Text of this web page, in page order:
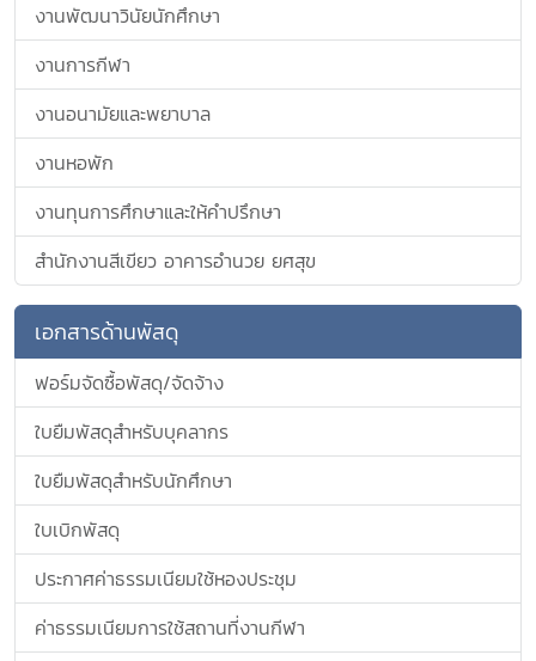
งานพัฒนาวินัยนักศึกษา
งานการกีฬา
งานอนามัยและพยาบาล
งานหอพัก
งานทุนการศึกษาและให้คำปรึกษา
สำนักงานสีเขียว อาคารอำนวย ยศสุข
เอกสารด้านพัสดุ
ฟอร์มจัดซื้อพัสดุ/จัดจ้าง
ใบยืมพัสดุสำหรับบุคลากร
ใบยืมพัสดุสำหรับนักศึกษา
ใบเบิกพัสดุ
ประกาศค่าธรรมเนียมใช้หองประชุม
ค่าธรรมเนียมการใช้สถานที่งานกีฬา